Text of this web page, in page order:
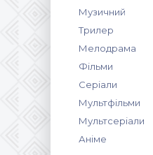
Музичний
Трилер
Мелодрама
Фільми
Серіали
Мультфільми
Мультсеріали
Аніме